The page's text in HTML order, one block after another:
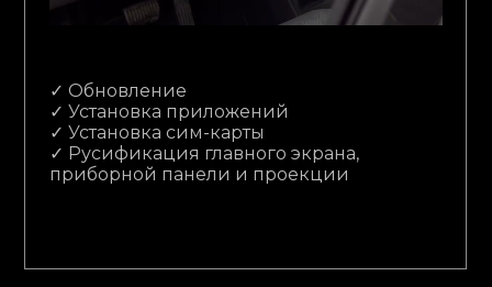
✓ Обновление
✓ Установка приложений
✓ Установка сим-карты
✓ Русификация главного экрана,
приборной панели и проекции